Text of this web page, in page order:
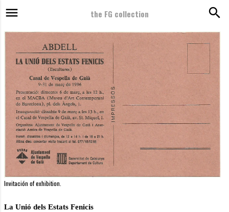
the FG collection
1996 - La Unió del Estats Fenicis - CASAL DE VESPELLA DE GAIÁ, Tarragona, Catalunya
Invitación of exhibition.
La Unió dels Estats Fenicis